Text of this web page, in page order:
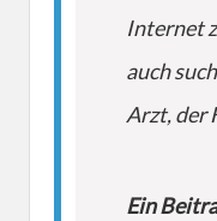
Internet
auch
Arzt, der
Ein